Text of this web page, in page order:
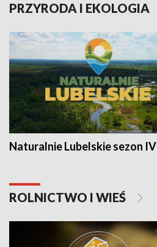
PRZYRODA I EKOLOGIA
Naturalnie Lubelskie sezon IV
ROLNICTWO I WIEŚ